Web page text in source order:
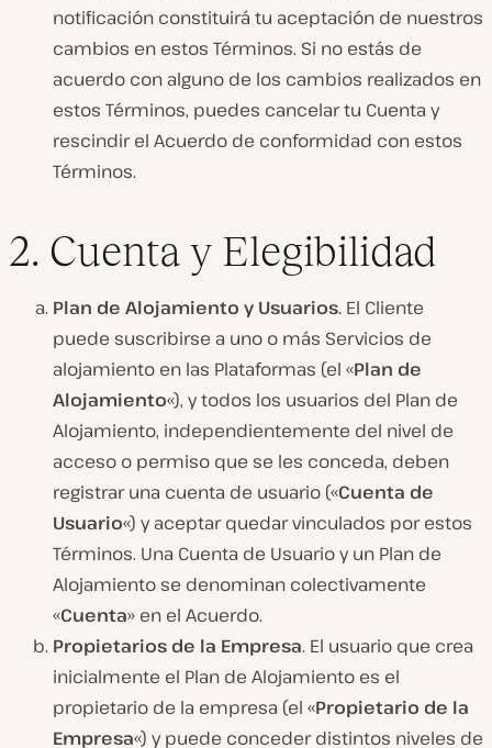
notificación constituirá tu aceptación de nuestros
cambios en estos Términos. Si no estás de
acuerdo con alguno de los cambios realizados en
estos Términos, puedes cancelar tu Cuenta y
rescindir el Acuerdo de conformidad con estos
Términos.
2. Cuenta y Elegibilidad
Plan de Alojamiento y Usuarios. El Cliente
puede suscribirse a uno o más Servicios de
alojamiento en las Plataformas (el «Plan de
Alojamiento«), y todos los usuarios del Plan de
Alojamiento, independientemente del nivel de
acceso o permiso que se les conceda, deben
registrar una cuenta de usuario («Cuenta de
Usuario«) y aceptar quedar vinculados por estos
Términos. Una Cuenta de Usuario y un Plan de
Alojamiento se denominan colectivamente
«Cuenta» en el Acuerdo.
Propietarios de la Empresa. El usuario que crea
inicialmente el Plan de Alojamiento es el
propietario de la empresa (el «Propietario de la
Empresa«) y puede conceder distintos niveles de